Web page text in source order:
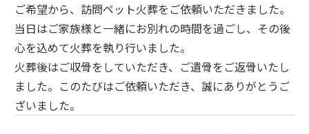
ご希望から、訪問ペット火葬をご依頼いただきました。
当日はご家族様と一緒にお別れの時間を過ごし、その後
心を込めて火葬を執り行いました。
火葬後はご収骨をしていただき、ご遺骨をご返骨いたし
ました。このたびはご依頼いただき、誠にありがとうご
ざいました。